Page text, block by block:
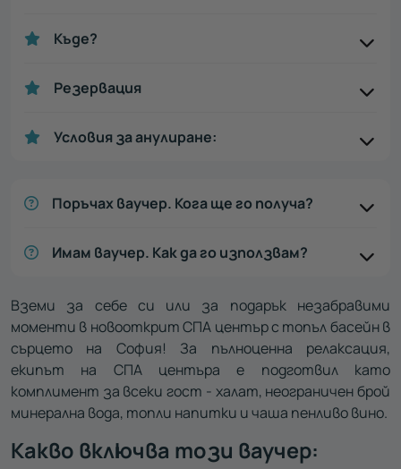
Къде?
Резервация
Условия за анулиране:
Поръчах ваучер. Кога ще го получа?
Имам ваучер. Как да го използвам?
Вземи за себе си или за подарък незабравими
моменти в новооткрит СПА център с топъл басейн в
сърцето на София! За пълноценна релаксация,
екипът на СПА центъра е подготвил като
комплимент за всеки гост - халат, неограничен брой
минерална вода, топли напитки и чаша пенливо вино.
Какво включва този ваучер: